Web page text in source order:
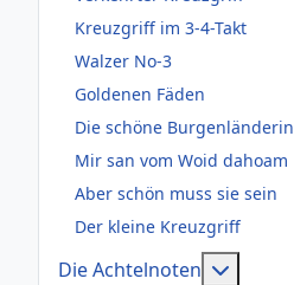
Kreuzgriff im 3-4-Takt
Walzer No-3
Goldenen Fäden
Die schöne Burgenländerin
Mir san vom Woid dahoam
Aber schön muss sie sein
Der kleine Kreuzgriff
Die Achtelnoten